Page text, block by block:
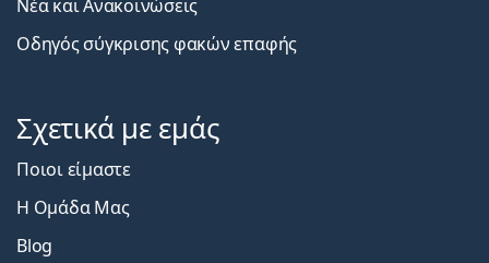
Νέα και Ανακοινώσεις
Οδηγός σύγκρισης φακών επαφής
Σχετικά με εμάς
Ποιοι είμαστε
Η Ομάδα Μας
Blog